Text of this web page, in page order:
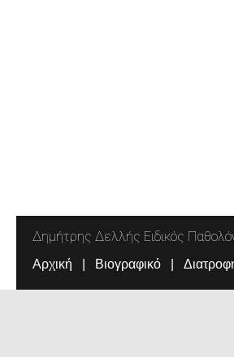
Δημήτρης Δελλής Ειδικός
Αρχική Βιογραφικό